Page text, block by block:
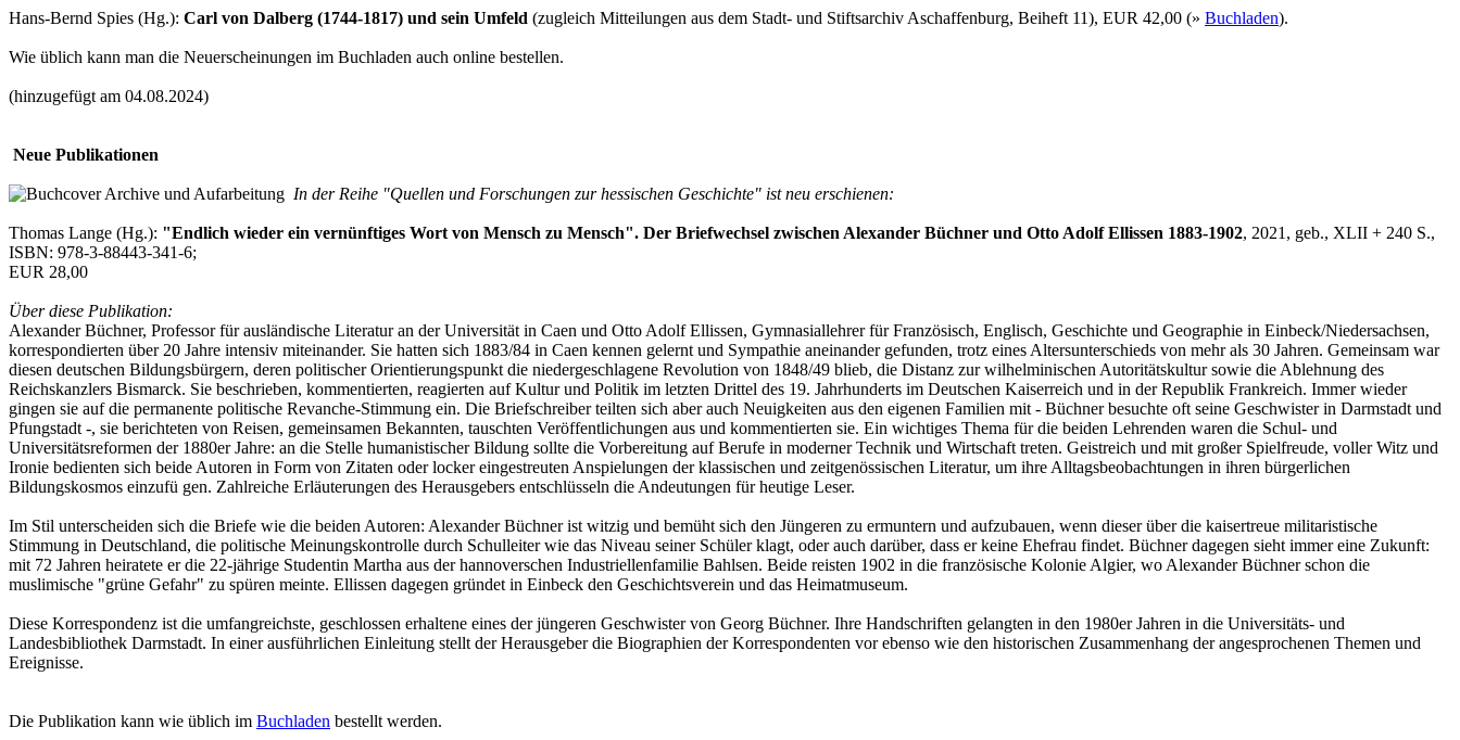
Hans-Bernd Spies (Hg.): Carl von Dalberg (1744-1817) und sein Umfeld (zugleich Mitteilungen aus dem Stadt- und Stiftsarchiv Aschaffenburg, Beiheft 11), EUR 42,00 (» Buchladen).
Wie üblich kann man die Neuerscheinungen im Buchladen auch online bestellen.
(hinzugefügt am 04.08.2024)
Neue Publikationen
In der Reihe "Quellen und Forschungen zur hessischen Geschichte" ist neu erschienen:
Thomas Lange (Hg.): "Endlich wieder ein vernünftiges Wort von Mensch zu Mensch". Der Briefwechsel zwischen Alexander Büchner und Otto Adolf Ellissen 1883-1902, 2021, geb., XLII + 240 S.,
ISBN: 978-3-88443-341-6;
EUR 28,00
Über diese Publikation:
Alexander Büchner, Professor für ausländische Literatur an der Universität in Caen und Otto Adolf Ellissen, Gymnasiallehrer für Französisch, Englisch, Geschichte und Geographie in Einbeck/Niedersachsen,
korrespondierten über 20 Jahre intensiv miteinander. Sie hatten sich 1883/84 in Caen kennen gelernt und Sympathie aneinander gefunden, trotz eines Altersunterschieds von mehr als 30 Jahren. Gemeinsam war
diesen deutschen Bildungsbürgern, deren politischer Orientierungspunkt die niedergeschlagene Revolution von 1848/49 blieb, die Distanz zur wilhelminischen Autoritätskultur sowie die Ablehnung des
Reichskanzlers Bismarck. Sie beschrieben, kommentierten, reagierten auf Kultur und Politik im letzten Drittel des 19. Jahrhunderts im Deutschen Kaiserreich und in der Republik Frankreich. Immer wieder
gingen sie auf die permanente politische Revanche-Stimmung ein. Die Briefschreiber teilten sich aber auch Neuigkeiten aus den eigenen Familien mit - Büchner besuchte oft seine Geschwister in Darmstadt und
Pfungstadt -, sie berichteten von Reisen, gemeinsamen Bekannten, tauschten Veröffentlichungen aus und kommentierten sie. Ein wichtiges Thema für die beiden Lehrenden waren die Schul- und
Universitätsreformen der 1880er Jahre: an die Stelle humanistischer Bildung sollte die Vorbereitung auf Berufe in moderner Technik und Wirtschaft treten. Geistreich und mit großer Spielfreude, voller Witz und
Ironie bedienten sich beide Autoren in Form von Zitaten oder locker eingestreuten Anspielungen der klassischen und zeitgenössischen Literatur, um ihre Alltagsbeobachtungen in ihren bürgerlichen
Bildungskosmos einzufü gen. Zahlreiche Erläuterungen des Herausgebers entschlüsseln die Andeutungen für heutige Leser.
Im Stil unterscheiden sich die Briefe wie die beiden Autoren: Alexander Büchner ist witzig und bemüht sich den Jüngeren zu ermuntern und aufzubauen, wenn dieser über die kaisertreue militaristische
Stimmung in Deutschland, die politische Meinungskontrolle durch Schulleiter wie das Niveau seiner Schüler klagt, oder auch darüber, dass er keine Ehefrau findet. Büchner dagegen sieht immer eine Zukunft:
mit 72 Jahren heiratete er die 22-jährige Studentin Martha aus der hannoverschen Industriellenfamilie Bahlsen. Beide reisten 1902 in die französische Kolonie Algier, wo Alexander Büchner schon die
muslimische "grüne Gefahr" zu spüren meinte. Ellissen dagegen gründet in Einbeck den Geschichtsverein und das Heimatmuseum.
Diese Korrespondenz ist die umfangreichste, geschlossen erhaltene eines der jüngeren Geschwister von Georg Büchner. Ihre Handschriften gelangten in den 1980er Jahren in die Universitäts- und
Landesbibliothek Darmstadt. In einer ausführlichen Einleitung stellt der Herausgeber die Biographien der Korrespondenten vor ebenso wie den historischen Zusammenhang der angesprochenen Themen und
Ereignisse.
Die Publikation kann wie üblich im Buchladen bestellt werden.